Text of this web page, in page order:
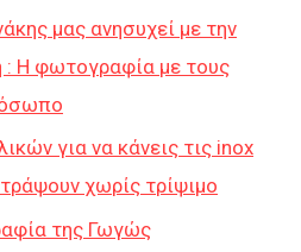
μας ανησυχεί με την
: Η φωτογραφία με τους
για να κάνεις τις inox
χωρίς τρίψιμο
της Γωγώς